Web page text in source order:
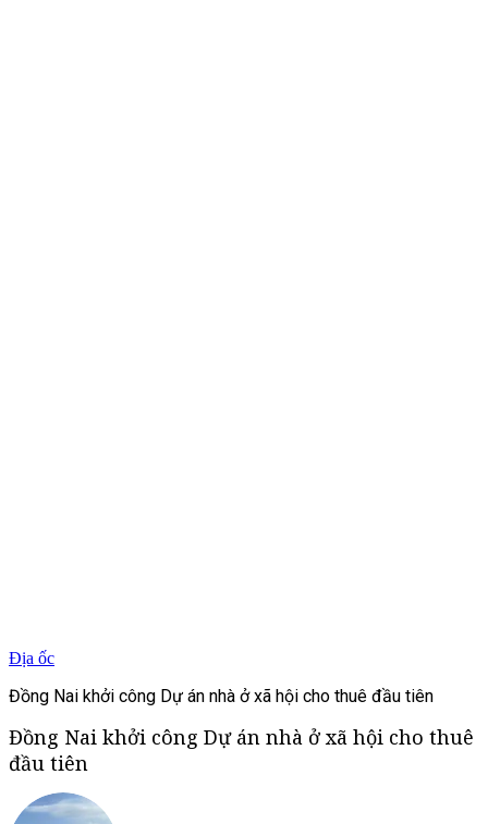
Địa ốc
Đồng Nai khởi công Dự án nhà ở xã hội cho thuê đầu tiên
Đồng Nai khởi công Dự án nhà ở xã hội cho thuê
đầu tiên